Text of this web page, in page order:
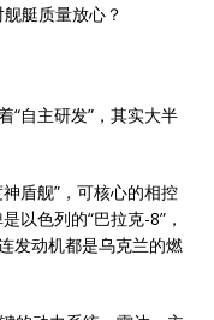
艇质量放心？
“自主研发”，其实大半
盾舰”，可核心的相控
以色列的“巴拉克-8”，
发动机都是乌克兰的燃